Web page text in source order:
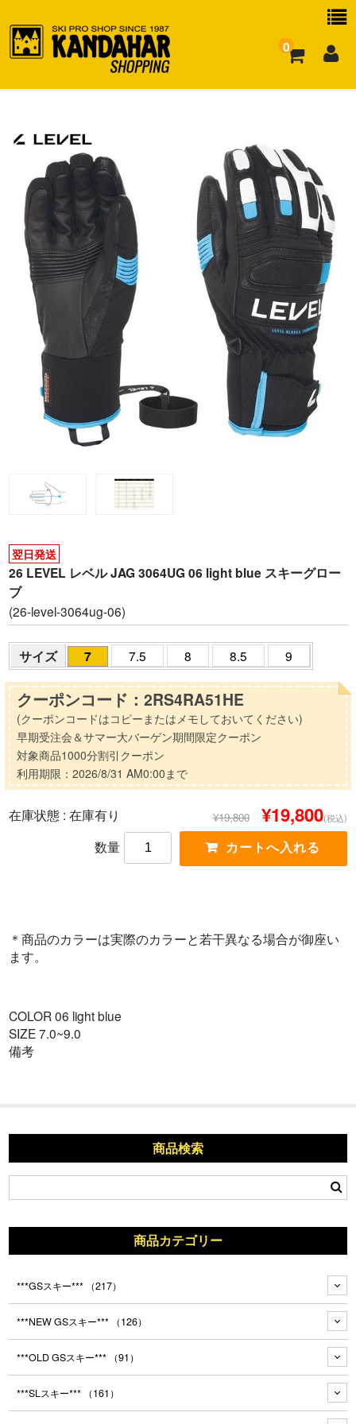
0
よくある質問
翌日発送
26 LEVEL レベル JAG 3064UG 06 light blue スキーグロー
ブ
(26-level-3064ug-06)
サイズ 7 7.5 8 8.5 9
クーポンコード：2RS4RA51HE
(クーポンコードはコピーまたはメモしておいてください)
早期受注会＆サマー大バーゲン期間限定クーポン
対象商品1000分割引クーポン
利用期限：2026/8/31 AM0:00まで
在庫状態 :在庫有り ¥19,800 ¥19,800(税込)
数量
＊商品のカラーは実際のカラーと若干異なる場合が御座い
ます。
COLOR 06 light blue
SIZE 7.0~9.0
備考
商品検索
商品カテゴリー
***GSスキー*** （217）
***NEW GSスキー*** （126）
***OLD GSスキー*** （91）
***SLスキー*** （161）